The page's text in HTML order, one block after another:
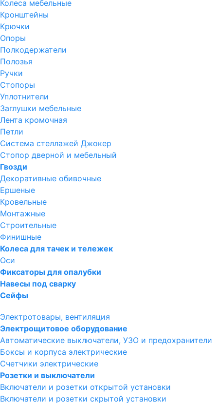
Колеса мебельные
Кронштейны
Крючки
Опоры
Полкодержатели
Полозья
Ручки
Стопоры
Уплотнители
Заглушки мебельные
Лента кромочная
Петли
Система стеллажей Джокер
Стопор дверной и мебельный
Гвозди
Декоративные обивочные
Ершеные
Кровельные
Монтажные
Строительные
Финишные
Колеса для тачек и тележек
Оси
Фиксаторы для опалубки
Навесы под сварку
Сейфы
Электротовары, вентиляция
Электрощитовое оборудование
Автоматические выключатели, УЗО и предохранители
Боксы и корпуса электрические
Счетчики электрические
Розетки и выключатели
Включатели и розетки открытой установки
Включатели и розетки скрытой установки